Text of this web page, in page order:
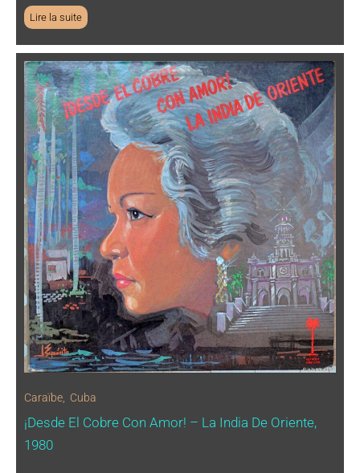
Lire la suite
Caraïbe Cuba
¡Desde El Cobre Con Amor! – La India De Oriente,
1980